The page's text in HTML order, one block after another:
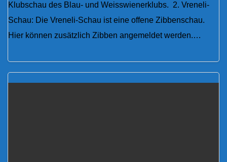
Klubschau des Blau- und Weisswienerklubs. 2. Vreneli-
Schau: Die Vreneli-Schau ist eine offene Zibbenschau.
Hier können zusätzlich Zibben angemeldet werden.…